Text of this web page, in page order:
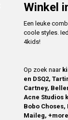
Winkel
Een leuke
coole styles.
4kids!
Op zoek naar
en DSQ2,
Cartney,
Acne Studios
Bobo
Maileg,